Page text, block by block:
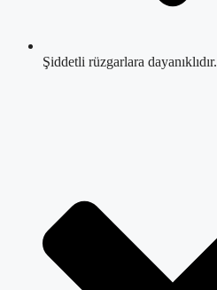
Şiddetli rüzgarlara dayanıklıdır.